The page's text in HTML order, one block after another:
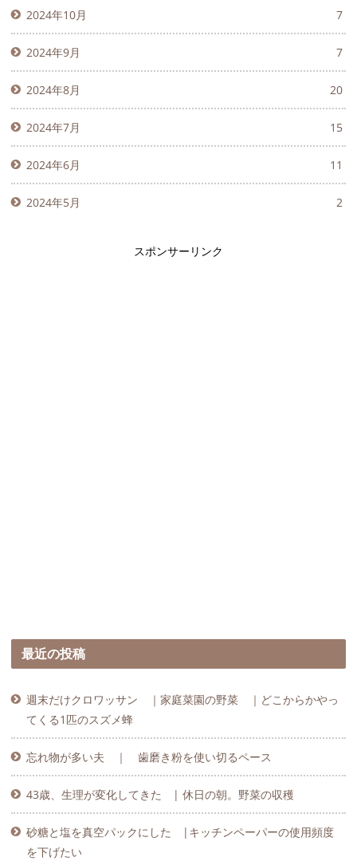
2024年10月 7
2024年9月 7
2024年8月 20
2024年7月 15
2024年6月 11
2024年5月 2
スポンサーリンク
最近の投稿
週末だけクロワッサン ｜家庭菜園の野菜 ｜どこからかやっ
てくる1匹のスズメ蜂
忘れ物が多い夫 ｜ 歯磨き粉を使い切るペース
43歳、生理が変化してきた | 休日の朝。野菜の収穫
砂糖と塩を真空パックにした |キッチンペーパーの使用頻度
を下げたい